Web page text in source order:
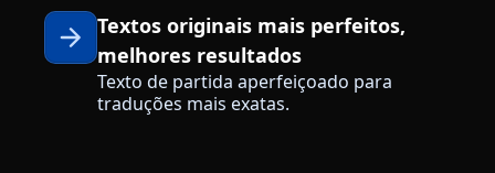
Textos originais mais perfeitos,
melhores resultados
Texto de partida aperfeiçoado para
traduções mais exatas.